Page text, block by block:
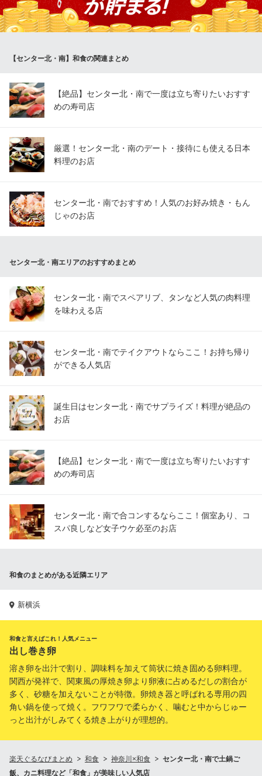
豊富です。ぜひお腹を空かせてご来店ください。
横浜市営地下鉄センター南駅 徒歩3分
【センター北・南】和食の関連まとめ
【絶品】センター北・南で一度は立ち寄りたいおすす
めの寿司店
厳選！センター北・南のデート・接待にも使える日本
料理のお店
センター北・南でおすすめ！人気のお好み焼き・もん
じゃのお店
センター北・南エリアのおすすめまとめ
センター北・南でスペアリブ、タンなど人気の肉料理
を味わえる店
センター北・南でテイクアウトならここ！お持ち帰り
ができる人気店
誕生日はセンター北・南でサプライズ！料理が絶品の
お店
【絶品】センター北・南で一度は立ち寄りたいおすす
めの寿司店
センター北・南で合コンするならここ！個室あり、コ
スパ良しなど女子ウケ必至のお店
和食のまとめがある近隣エリア
新横浜
和食と言えばこれ！人気メニュー
出し巻き卵
溶き卵を出汁で割り、調味料を加えて筒状に焼き固める卵料理。
関西が発祥で、関東風の厚焼き卵より卵液に占めるだしの割合が
多く、砂糖を加えないことが特徴。卵焼き器と呼ばれる専用の四
角い鍋を使って焼く。フワフワで柔らかく、噛むと中からじゅー
っと出汁がしみてくる焼き上がりが理想的。
楽天ぐるなびまとめ 和食 神奈川×和食
センター北・南で土鍋ご
飯、カニ料理など「和食」が美味しい人気店